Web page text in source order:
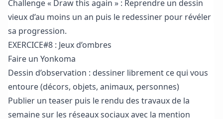
Challenge « Draw this again » : Reprendre un dessin
vieux d’au moins un an puis le redessiner pour révéler
sa progression.
EXERCICE#8 : Jeux d’ombres
Faire un Yonkoma
Dessin d’observation : dessiner librement ce qui vous
entoure (décors, objets, animaux, personnes)
Publier un teaser puis le rendu des travaux de la
semaine sur les réseaux sociaux avec la mention